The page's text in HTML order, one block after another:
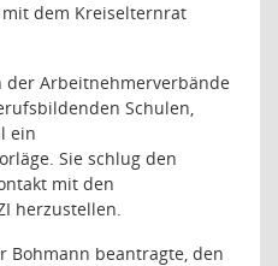
dem Kreiselternrat
der Arbeitnehmerverbände
Schulen,
ein
Sie schlug den
mit den
herzustellen.
Bohmann beantragte, den